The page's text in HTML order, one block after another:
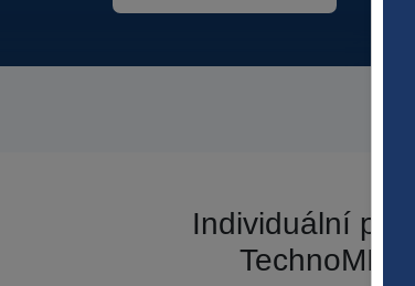
Individuální